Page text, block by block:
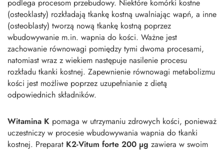
podlega procesom przebudowy. Niektóre komórki kostne
(osteoklasty) rozkładają tkankę kostną uwalniając wapń, a inne
(osteoblasty) tworzą nową tkankę kostną poprzez
wbudowywanie m.in. wapnia do kości. Ważne jest
zachowanie równowagi pomiędzy tymi dwoma procesami,
natomiast wraz z wiekiem następuje nasilenie procesu
rozkładu tkanki kostnej. Zapewnienie równowagi metabolizmu
kości jest możliwe poprzez uzupełnianie z dietą
odpowiednich składników.
Witamina K pomaga w utrzymaniu zdrowych kości, ponieważ
uczestniczy w procesie wbudowywania wapnia do tkanki
kostnej. Preparat K2-Vitum forte 200 μg zawiera w swoim